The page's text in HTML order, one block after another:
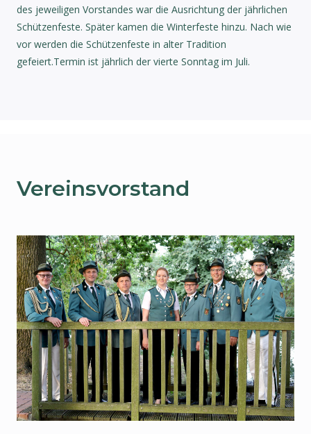
des jeweiligen Vorstandes war die Ausrichtung der jährlichen
Schützenfeste. Später kamen die Winterfeste hinzu. Nach wie
vor werden die Schützenfeste in alter Tradition
gefeiert.Termin ist jährlich der vierte Sonntag im Juli.
Vereinsvorstand